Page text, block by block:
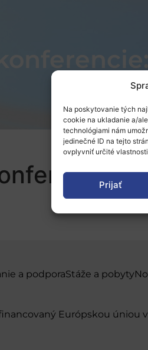
Na poskytovanie tých
cookie na ukladanie a/
technológiami nám
jedinečné ID na tejto
ovplyvniť určité
Prijať
a podporaStáže a pobyty
Európskou